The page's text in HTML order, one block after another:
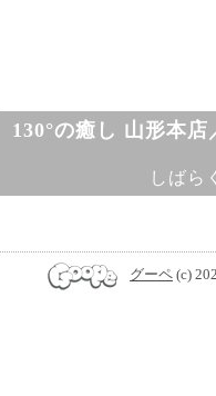
130°の癒し 山形本
しばら
グーペ (c)